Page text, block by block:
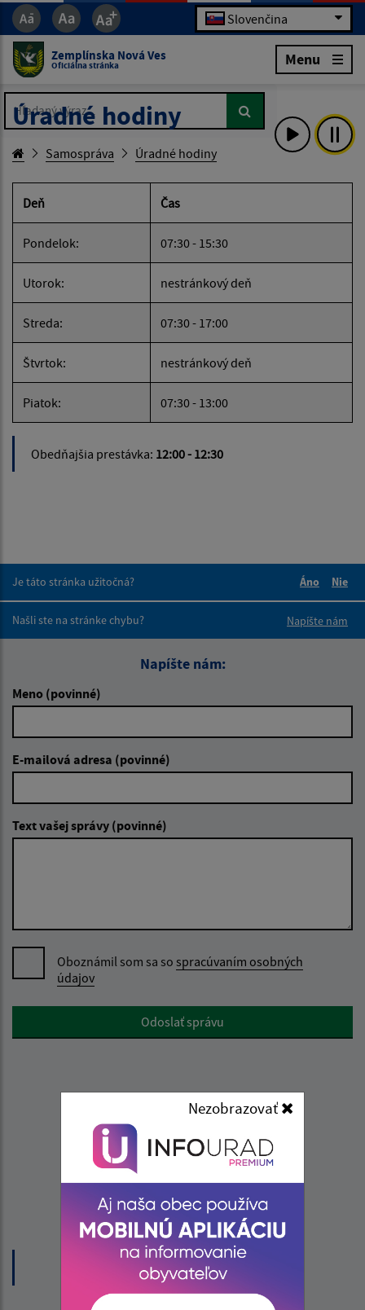
Nezobrazovať
Slovenčina
Zemplínska Nová Ves
Oficiálna stránka Menu
Hľadaný výraz...
Hľadaný výraz...
Úradné hodiny
Samospráva Úradné hodiny
Deň Čas
Pondelok: 07:30 - 15:30
Utorok: nestránkový deň
Streda: 07:30 - 17:00
Štvrtok: nestránkový deň
Piatok: 07:30 - 13:00
Obedňajšia prestávka: 12:00 - 12:30
Je táto stránka užitočná?
Áno
Nie
Našli ste na stránke chybu?
Napíšte nám
Napíšte nám:
Meno (povinné)
E-mailová adresa (povinné)
Text vašej správy (povinné)
Oboznámil som sa so spracúvaním osobných
údajov
Google reCaptcha ResponseOdoslať správu
Úradné hodiny:
Deň
Pondelok:
07:30 - 15:30
Utorok:
Streda:
07:30 - 17:00
Štvrtok:
nestránkový deň
Piatok:
07:30 - 13:00
Obedňajšia prestávka:12:00 - 12:30